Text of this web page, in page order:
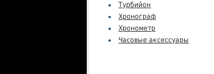
Турбийон
Хронограф
Хронометр
Часовые аксессуары